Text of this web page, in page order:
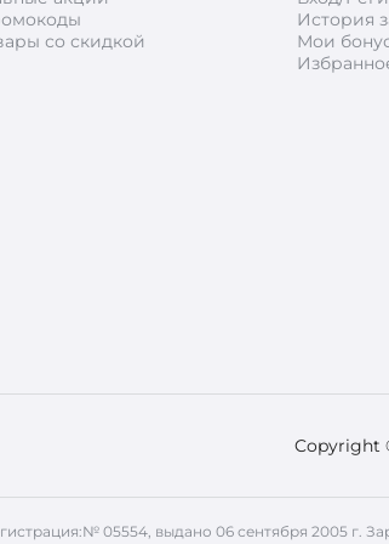
со скидкой
История
Мои
Copyright
05554, выдано 06 сентября 2005 г.